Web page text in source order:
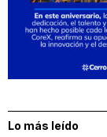
Lo más leído